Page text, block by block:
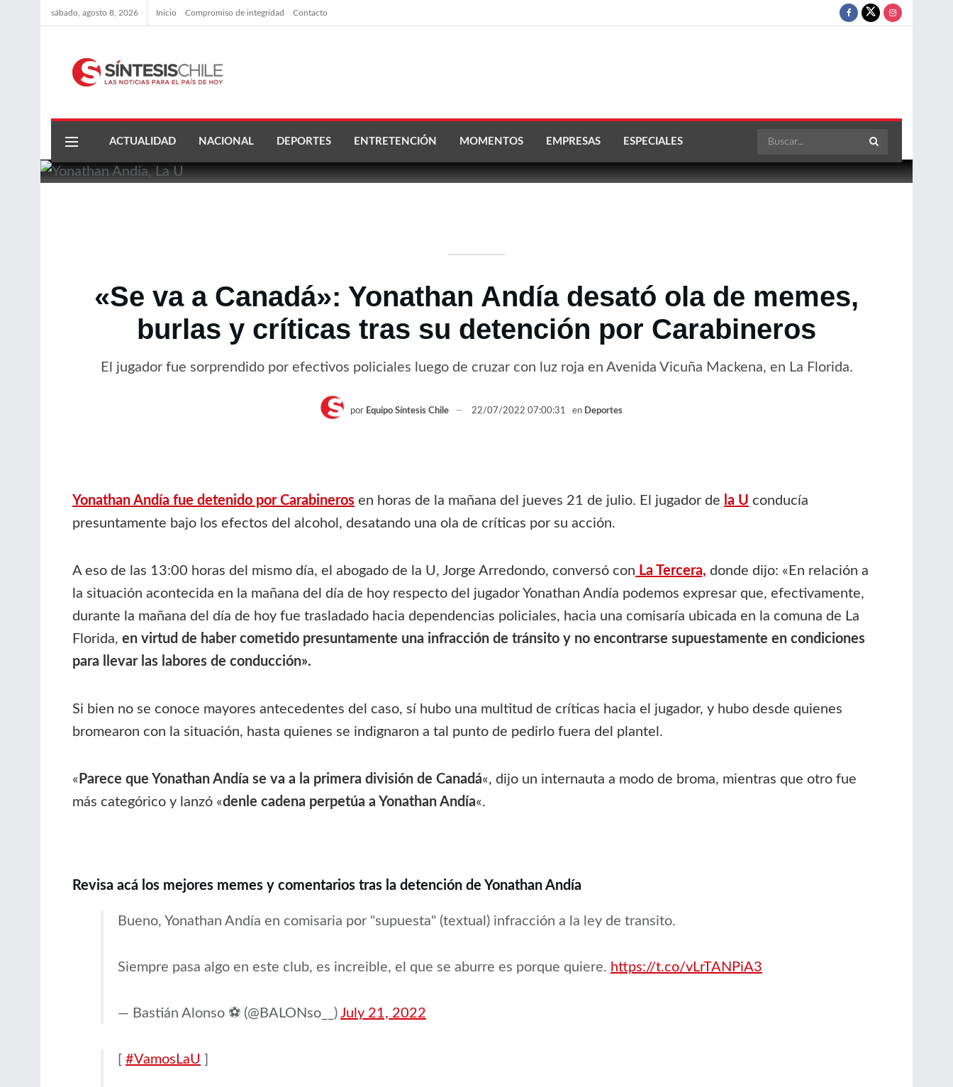
sábado, agosto 8, 2026 Inicio Compromiso de integridad Contacto
ACTUALIDAD NACIONAL DEPORTES ENTRETENCIÓN MOMENTOS EMPRESAS ESPECIALES
«Se va a Canadá»: Yonathan Andía desató ola de memes,
burlas y críticas tras su detención por Carabineros
El jugador fue sorprendido por efectivos policiales luego de cruzar con luz roja en Avenida Vicuña Mackena, en La Florida.
por Equipo Síntesis Chile 22/07/2022 07:00:31 en Deportes
Yonathan Andía fue detenido por Carabineros en horas de la mañana del jueves 21 de julio. El jugador de la U conducía
presuntamente bajo los efectos del alcohol, desatando una ola de críticas por su acción.
A eso de las 13:00 horas del mismo día, el abogado de la U, Jorge Arredondo, conversó con La Tercera, donde dijo: «En relación a
la situación acontecida en la mañana del día de hoy respecto del jugador Yonathan Andía podemos expresar que, efectivamente,
durante la mañana del día de hoy fue trasladado hacia dependencias policiales, hacia una comisaría ubicada en la comuna de La
Florida, en virtud de haber cometido presuntamente una infracción de tránsito y no encontrarse supuestamente en condiciones
para llevar las labores de conducción».
Si bien no se conoce mayores antecedentes del caso, sí hubo una multitud de críticas hacia el jugador, y hubo desde quienes
bromearon con la situación, hasta quienes se indignaron a tal punto de pedirlo fuera del plantel.
« Parece que Yonathan Andía se va a la primera división de Canadá«, dijo un internauta a modo de broma, mientras que otro fue
más categórico y lanzó «denle cadena perpetúa a Yonathan Andía«.
Revisa acá los mejores memes y comentarios tras la detención de Yonathan Andía
Bueno, Yonathan Andía en comisaria por "supuesta" (textual) infracción a la ley de transito.
Siempre pasa algo en este club, es increible, el que se aburre es porque quiere. https://t.co/vLrTANPiA3
— Bastián Alonso ⚽ (@BALONso__) July 21, 2022
[ #VamosLaU ]